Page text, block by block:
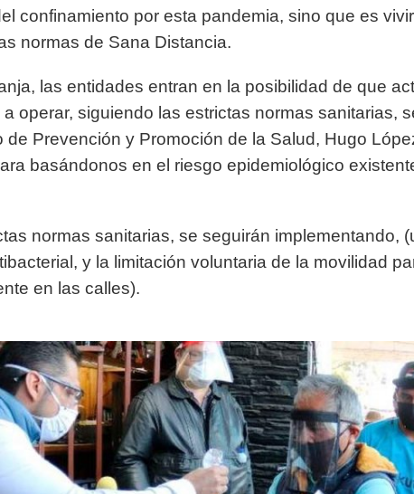
confinamiento por esta pandemia, sino que es
normas de Sana Distancia.
las entidades entran en la posibilidad de que
operar, siguiendo las estrictas normas sanitarias,
de Prevención y Promoción de la Salud, Hugo
basándonos en el riesgo epidemiológico
normas sanitarias, se seguirán implementando,
y la limitación voluntaria de la movilidad
en las calles).